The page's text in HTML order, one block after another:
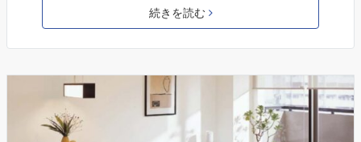
続きを読む